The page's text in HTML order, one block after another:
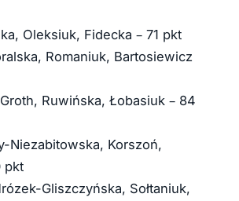
Oleksiuk, Fidecka – 71 pkt
Romaniuk, Bartosiewicz
Ruwińska, Łobasiuk – 84
Niezabitowska, Korszoń,
pkt
Gliszczyńska, Sołtaniuk,